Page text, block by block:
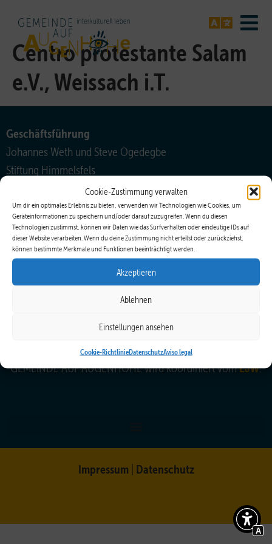
Cookie-Zustimmung verwalten
Um dir ein optimales Erlebnis zu bieten, verwenden wir Technologien wie Cookies, um
Geräteinformationen zu speichern und/oder darauf zuzugreifen. Wenn du diesen
Technologien zustimmst, können wir Daten wie das Surfverhalten oder eindeutige IDs auf
dieser Website verarbeiten. Wenn du deine Zustimmung nicht erteilst oder zurückziehst,
können bestimmte Merkmale und Funktionen beeinträchtigt werden.
Akzeptieren
Ablehnen
Einstellungen ansehen
Cookie-RichtlinieDatenschutzAviso legal
Centro protestante Salam
e.V., Weissach i.T.
Geschäftsführung
Johannes Weth und Steve Ogedegbe
Stiftung Himmelsfels
info@gemeinde-auf-augenhoehe.de
Koordinationsteam
Bendix Balke
bb@bendix-balke.de
GEMEINDE AUF AUGENHÖHE wird koordiniert vomEJW.
Impressum Datenschutz
A